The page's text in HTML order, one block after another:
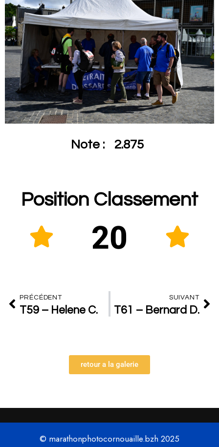
Note : 2.875
Position Classement
20
PRÉCÉDENT
T59 – Helene C.
SUIVANT
T61 – Bernard D.
retour a la galerie
© marathonphotocornouaille.bzh 2025